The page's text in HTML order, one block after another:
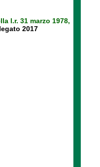
l.r. 31 marzo 1978,
2017